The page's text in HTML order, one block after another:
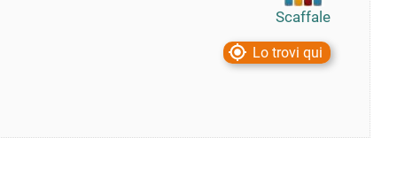
Scaffale
Lo trovi qui